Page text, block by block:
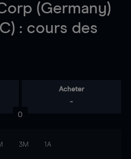
(Germany)
: cours des
Acheter
-
0
3M 1A